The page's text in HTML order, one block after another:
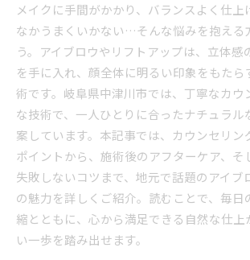
メイクに手間がかかり、バランスよく仕上
なかうまくいかない…そんな悩みを抱える
う。アイブロウやリフトアップは、立体感
を手に入れ、顔全体に明るい印象をもた
術です。岐阜県中津川市では、丁寧なカウ
な技術で、一人ひとりに合ったナチュラル
案しています。本記事では、カウンセリン
ポイントから、施術後のアフターケア、そ
失敗しないコツまで、地元で話題のアイブ
の魅力を詳しくご紹介。読むことで、毎日
縮とともに、心から満足できる自然な仕上
い一歩を踏み出せます。